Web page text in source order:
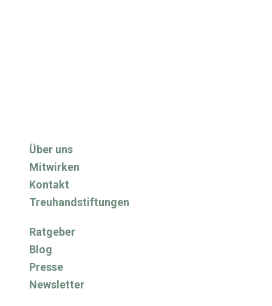
Über uns
Mitwirken
Kontakt
Treuhandstiftungen
Ratgeber
Blog
Presse
Newsletter